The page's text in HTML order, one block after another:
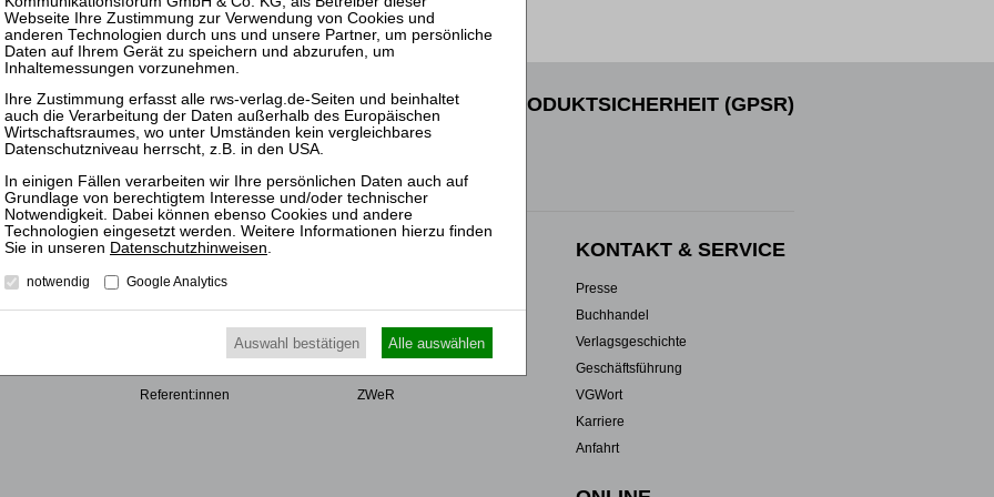
NUTZUNGSBESTIMMUNGEN/AGB PRODUKTSICHERHEIT (GPSR)
VERTRAG WIDERRUFEN
SEMINARE
Rechtsgebiete
Veranstaltungsarten
Referent:innen
ZBB
ZfIR
ZWeR
KONTAKT & SERVICE
Presse
Buchhandel
Verlagsgeschichte
Geschäftsführung
VGWort
Karriere
Anfahrt
Datenschutzhinweisen
notwendig Google Analytics
Auswahl bestätigen Alle auswählen